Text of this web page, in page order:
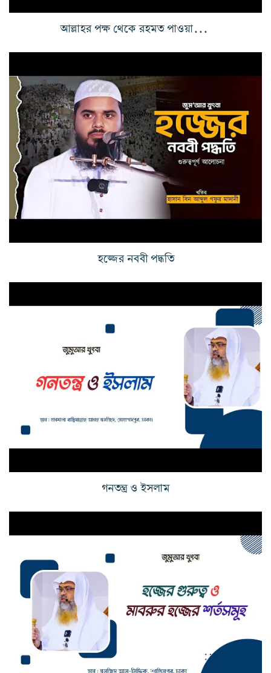
আল্লাহর পক্ষ থেকে রহমত পাওয়ার মাধ্যম সমূহ
হজ্জের নববী পদ্ধতি
গনতন্ত্র ও ইসলাম